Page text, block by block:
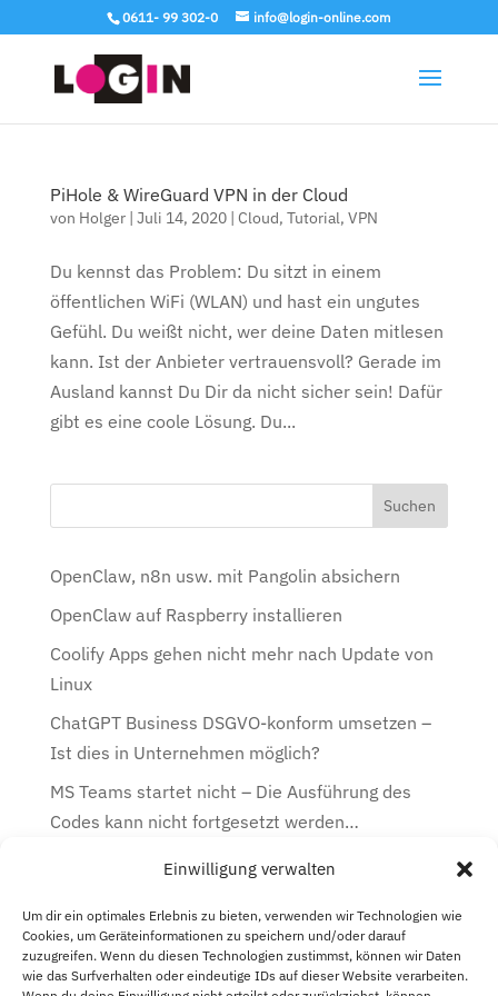
Einwilligung verwalten
Um dir ein optimales Erlebnis zu bieten, verwenden wir Technologien wie
Cookies, um Geräteinformationen zu speichern und/oder darauf
zuzugreifen. Wenn du diesen Technologien zustimmst, können wir Daten
wie das Surfverhalten oder eindeutige IDs auf dieser Website verarbeiten.
0611- 99 302-0 info@login-online.com
PiHole & WireGuard VPN in der Cloud
von Holger| Juli 14, 2020| Cloud, Tutorial, VPN
Du kennst das Problem: Du sitzt in einem
öffentlichen WiFi (WLAN) und hast ein ungutes
Gefühl. Du weißt nicht, wer deine Daten mitlesen
kann. Ist der Anbieter vertrauensvoll? Gerade im
Ausland kannst Du Dir da nicht sicher sein! Dafür
gibt es eine coole Lösung. Du...
OpenClaw, n8n usw. mit Pangolin absichern
OpenClaw auf Raspberry installieren
Coolify Apps gehen nicht mehr nach Update von
Linux
ChatGPT Business DSGVO-konform umsetzen –
Ist dies in Unternehmen möglich?
MS Teams startet nicht – Die Ausführung des
Codes kann nicht fortgesetzt werden…
Kategorien
Archiv